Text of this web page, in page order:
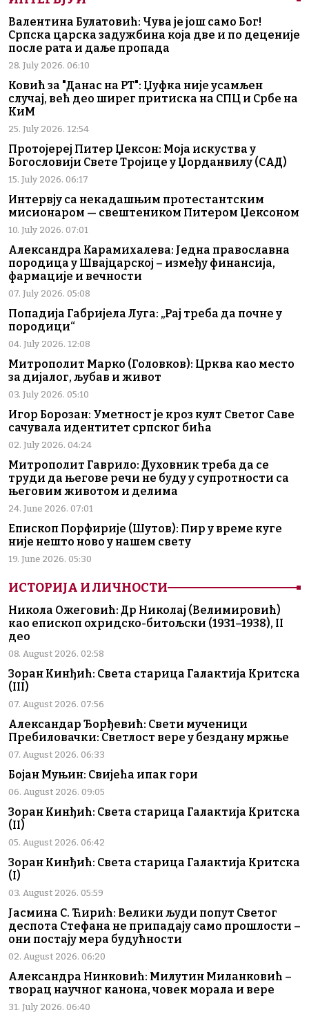
Валентина Булатовић: Чува је још само Бог!
Српска царска задужбина која две и по деценије
после рата и даље пропада
28. July 2026. 06:10
Ковић за "Данас на РТ": Џуфка није усамљен
случај, већ део ширег притиска на СПЦ и Србе на
КиМ
25. July 2026. 12:54
Протојереј Питер Џексон: Моја искуства у
Богословији Свете Тројице у Џорданвилу (САД)
15. July 2026. 06:17
Интервју са некадашњим протестантским
мисионаром — свештеником Питером Џексоном
10. July 2026. 07:01
Александра Карамихалева: Једна православна
породица у Швајцарској – између финансија,
фармације и вечности
07. July 2026. 05:08
Попадија Габријела Луга: „Рај треба да почне у
породици“
04. July 2026. 12:08
Митрополит Марко (Головков): Црква као место
за дијалог, љубав и живот
03. July 2026. 05:10
Игор Борозан: Уметност је кроз култ Светог Саве
сачувала идентитет српског бића
02. July 2026. 04:24
Митрополит Гаврило: Духовник треба да се
труди да његове речи не буду у супротности са
његовим животом и делима
24. June 2026. 07:01
Епископ Порфирије (Шутов): Пир у време куге
није нешто ново у нашем свету
19. June 2026. 05:30
ИСТОРИЈА И ЛИЧНОСТИ
Никола Ожеговић: Др Николај (Велимировић)
као епископ охридско-битољски (1931–1938), II
део
08. August 2026. 02:58
Зоран Кинђић: Света старица Галактија Критска
(III)
07. August 2026. 07:56
Александар Ђорђевић: Свети мученици
Пребиловачки: Светлост вере у бездану мржње
07. August 2026. 06:33
Бојан Муњин: Свијећа ипак гори
06. August 2026. 09:05
Зоран Кинђић: Света старица Галактија Критска
(II)
05. August 2026. 06:42
Зоран Кинђић: Света старица Галактија Критска
(I)
03. August 2026. 05:59
Јасмина С. Ћирић: Велики људи попут Светог
деспота Стефана не припадају само прошлости –
они постају мера будућности
02. August 2026. 06:20
Александра Нинковић: Милутин Миланковић –
творац научног канона, човек морала и вере
31. July 2026. 06:40